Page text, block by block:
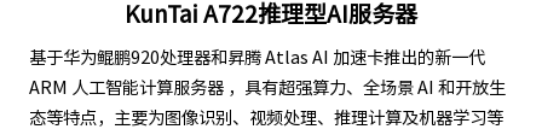
KunTai A722推理型AI服务器
基于华为鲲鹏920处理器和昇腾 Atlas AI 加速卡推出的新一代
ARM 人工智能计算服务器 ，具有超强算力、全场景 AI 和开放生
态等特点，主要为图像识别、视频处理、推理计算及机器学习等